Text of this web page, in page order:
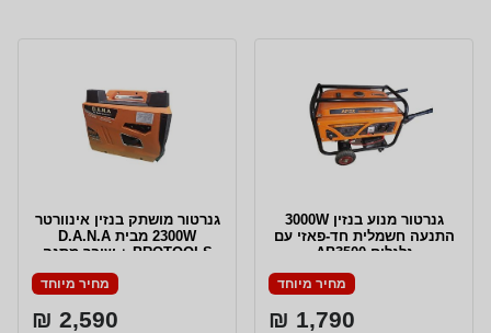
גנרטור מנוע בנזין 3000W
התנעה חשמלית חד-פאזי עם
גלגלים AP3500
מחיר מיוחד
1,790 ₪
גנרטור מושתק בנזין אינוורטר
2300W מבית D.A.N.A
PROTOOLS + שובר מתנה
מחיר מיוחד
2,590 ₪